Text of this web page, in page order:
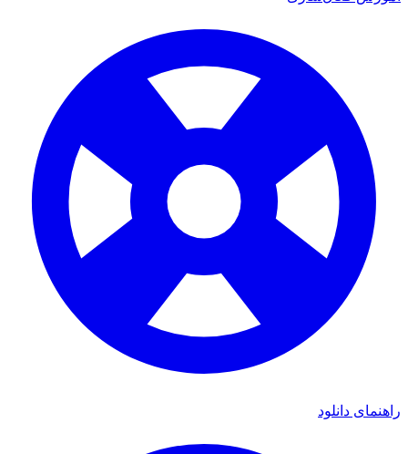
راهنمای دانلود